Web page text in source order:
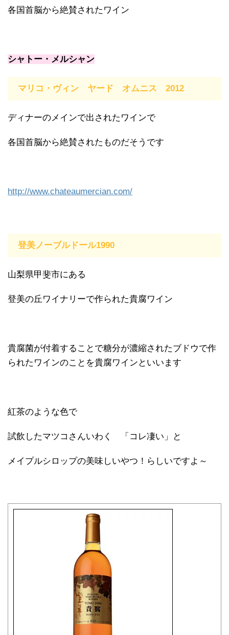
各国首脳から絶賛されたワイン
シャトー・メルシャン
マリコ・ヴィン ヤード オムニス 2012
ディナーのメインで出されたワインで
各国首脳から絶賛されたものだそうです
http://www.chateaumercian.com/
登美ノーブルドール1990
山梨県甲斐市にある
登美の丘ワイナリーで作られた貴腐ワイン
貴腐菌が付着することで糖分が濃縮されたブドウで作
られたワインのことを貴腐ワインといいます
紅茶のような色で
試飲したマツコさんいわく 「コレ凄い」と
メイプルシロップの美味しいやつ！らしいですよ～